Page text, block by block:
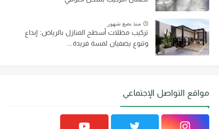
منذ بضع شهور
تركيب مظلات أسطح المنازل بالرياض: إبداع
وتنوع يضفيان لمسة فريدة...
مواقع التواصل الإجتماعي